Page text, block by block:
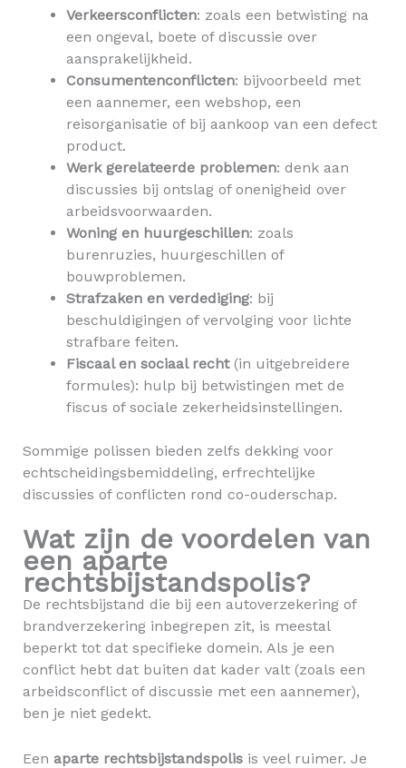
Verkeersconflicten: zoals een betwisting na
een ongeval, boete of discussie over
aansprakelijkheid.
Consumentenconflicten: bijvoorbeeld met
een aannemer, een webshop, een
reisorganisatie of bij aankoop van een defect
product.
Werk gerelateerde problemen: denk aan
discussies bij ontslag of onenigheid over
arbeidsvoorwaarden.
Woning en huurgeschillen: zoals
burenruzies, huurgeschillen of
bouwproblemen.
Strafzaken en verdediging: bij
beschuldigingen of vervolging voor lichte
strafbare feiten.
Fiscaal en sociaal recht(in uitgebreidere
formules): hulp bij betwistingen met de
fiscus of sociale zekerheidsinstellingen.
Sommige polissen bieden zelfs dekking voor
echtscheidingsbemiddeling, erfrechtelijke
discussies of conflicten rond co-ouderschap.
Wat zijn de voordelen van
een aparte
rechtsbijstandspolis?
De rechtsbijstand die bij een autoverzekering of
brandverzekering inbegrepen zit, is meestal
beperkt tot dat specifieke domein. Als je een
conflict hebt dat buiten dat kader valt (zoals een
arbeidsconflict of discussie met een aannemer),
ben je niet gedekt.
Een aparte rechtsbijstandspolisis veel ruimer. Je